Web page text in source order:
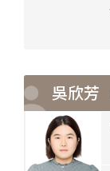
吳欣芳